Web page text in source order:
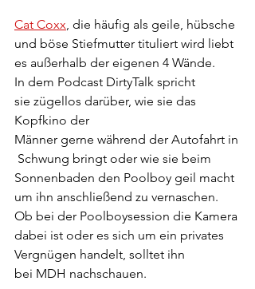
Cat Coxx , die häufig als geile, hübsche
und böse Stiefmutter tituliert wird liebt
es außerhalb der eigenen 4 Wände.
In dem Podcast DirtyTalk spricht
sie zügellos darüber, wie sie das
Kopfkino der
Männer gerne während der Autofahrt in
Schwung bringt oder wie sie beim
Sonnenbaden den Poolboy geil macht
um ihn anschließend zu vernaschen.
Ob bei der Poolboysession die Kamera
dabei ist oder es sich um ein privates
Vergnügen handelt, solltet ihn
bei MDH nachschauen.